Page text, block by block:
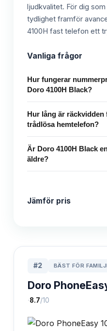
ljudkvalitet. För dig
tydlighet framför
4100H fast telefon ett
Vanliga frågor
Hur fungerar
Doro 4100H Black?
Hur lång är räckvidden
trådlösa hemtelefon?
Är Doro 4100H Black
äldre?
Jämför pris
#2 BÄST FÖR
Doro
·8.7/10